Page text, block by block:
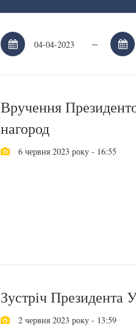
–
Вручення
нагород
6 червня 2023 року - 16:55
Зустріч Президента
2 червня 2023 року - 13:59